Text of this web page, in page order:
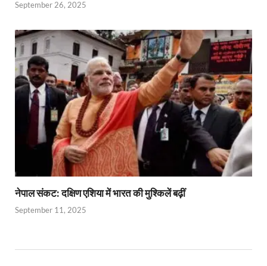
September 26, 2025
नेपाल संकट: दक्षिण एशिया में भारत की मुश्किलें बढ़ीं
September 11, 2025